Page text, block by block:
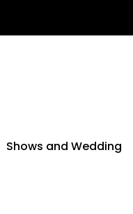
Shows and Wedding